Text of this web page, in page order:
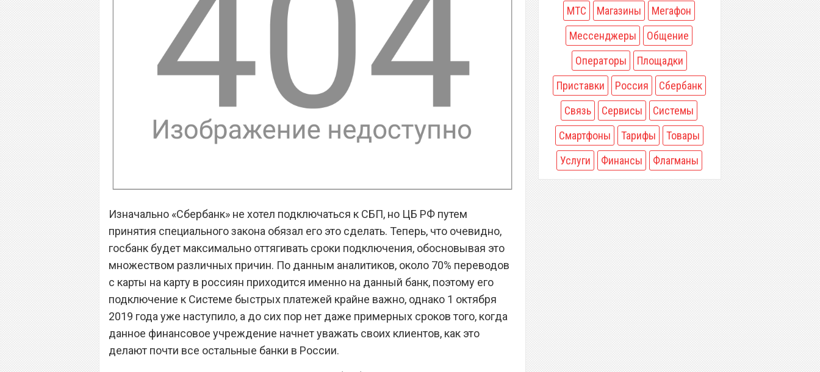
Изначально «Сбербанк» не хотел подключаться к СБП, но ЦБ РФ путем
принятия специального закона обязал его это сделать. Теперь, что очевидно,
госбанк будет максимально оттягивать сроки подключения, обосновывая это
множеством различных причин. По данным аналитиков, около 70% переводов
с карты на карту в россиян приходится именно на данный банк, поэтому его
подключение к Системе быстрых платежей крайне важно, однако 1 октября
2019 года уже наступило, а до сих пор нет даже примерных сроков того, когда
данное финансовое учреждение начнет уважать своих клиентов, как это
делают почти все остальные банки в России.
МТС
Магазины
Мегафон
Мессенджеры
Общение
Операторы
Площадки
Приставки
Россия
Сбербанк
Связь
Сервисы
Системы
Смартфоны
Тарифы
Товары
Услуги
Финансы Флагманы